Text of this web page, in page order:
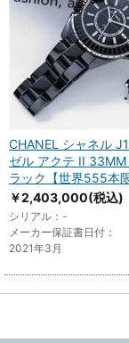
CHANEL シャネル
ゼル アクテ II
ラック【世界555本限
￥2,403,000(税込)
シリアル：-
メーカー保証書日付：
2021年3月